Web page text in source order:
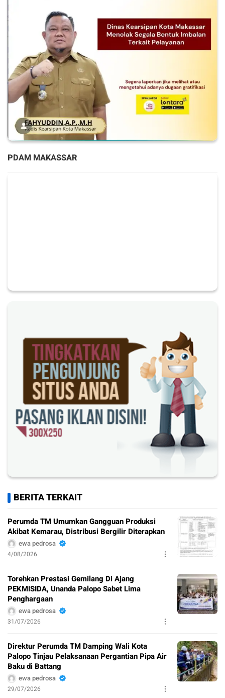
PDAM MAKASSAR
BERITA TERKAIT
Perumda TM Umumkan Gangguan Produksi
Akibat Kemarau, Distribusi Bergilir Diterapkan
ewa pedrosa
4/08/2026
Torehkan Prestasi Gemilang Di Ajang
PEKMISIDA, Unanda Palopo Sabet Lima
Penghargaan
ewa pedrosa
31/07/2026
Direktur Perumda TM Damping Wali Kota
Palopo Tinjau Pelaksanaan Pergantian Pipa Air
Baku di Battang
ewa pedrosa
29/07/2026